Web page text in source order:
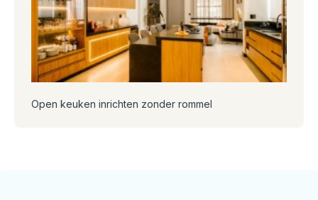
Open keuken inrichten zonder rommel